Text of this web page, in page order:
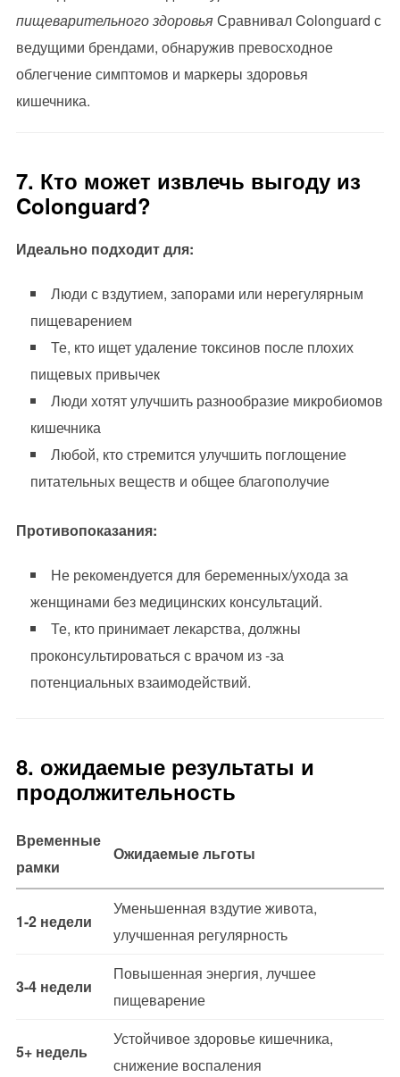
пищеварительного здоровьяСравнивал Colonguard с
ведущими брендами, обнаружив превосходное
облегчение симптомов и маркеры здоровья
кишечника.
7. Кто может извлечь выгоду из
Colonguard?
Идеально подходит для:
Люди с вздутием, запорами или нерегулярным
пищеварением
Те, кто ищет удаление токсинов после плохих
пищевых привычек
Люди хотят улучшить разнообразие микробиомов
кишечника
Любой, кто стремится улучшить поглощение
питательных веществ и общее благополучие
Противопоказания:
Не рекомендуется для беременных/ухода за
женщинами без медицинских консультаций.
Те, кто принимает лекарства, должны
проконсультироваться с врачом из -за
потенциальных взаимодействий.
8. ожидаемые результаты и
продолжительность
Временные
рамки
Ожидаемые льготы
1-2 недели
Уменьшенная вздутие живота,
улучшенная регулярность
3-4 недели
Повышенная энергия, лучшее
пищеварение
5+ недель
Устойчивое здоровье кишечника,
снижение воспаления